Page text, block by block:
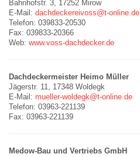
Bahnhofstr. 3, 17252 Mirow
E-Mail: dachdeckereivoss@t-online.de
Telefon: 039833-20530
Fax: 039833-20366
Web: www.voss-dachdecker.de
Dachdeckermeister Heimo Müller
Jägerstr. 11, 17348 Woldegk
E-Mail: mueller-woldegk@t-online.de
Telefon: 03963-221139
Fax: 03963-221139
Medow-Bau und Vertriebs GmbH